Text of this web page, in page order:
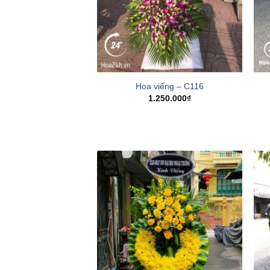
Hoa viếng – C116
1.250.000₫